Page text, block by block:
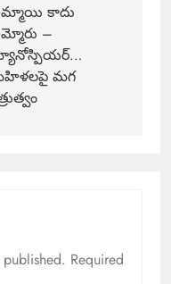
కాదు
–
మగ
Required